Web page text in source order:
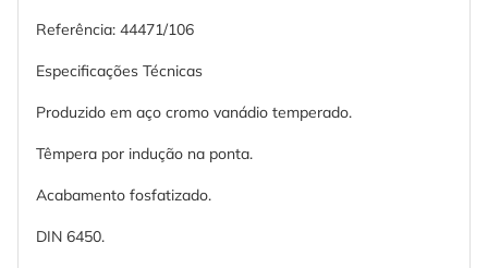
Referência: 44471/106
Especificações Técnicas
Produzido em aço cromo vanádio temperado.
Têmpera por indução na ponta.
Acabamento fosfatizado.
DIN 6450.